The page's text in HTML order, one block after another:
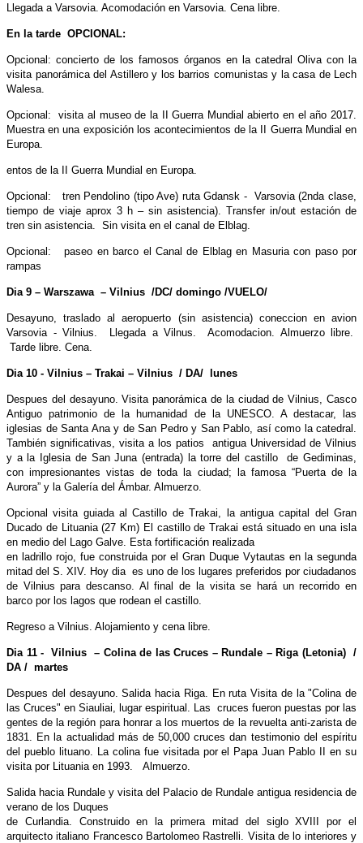
Llegada a Varsovia. Acomodación en Varsovia. Cena libre.
En la tarde OPCIONAL:
Opcional: concierto de los famosos órganos en la catedral Oliva con la
visita panorámica del Astillero y los barrios comunistas y la casa de Lech
Walesa.
Opcional: visita al museo de la II Guerra Mundial abierto en el año 2017.
Muestra en una exposición los acontecimientos de la II Guerra Mundial en
Europa.
entos de la II Guerra Mundial en Europa.
Opcional: tren Pendolino (tipo Ave) ruta Gdansk - Varsovia (2nda clase,
tiempo de viaje aprox 3 h – sin asistencia). Transfer in/out estación de
tren sin asistencia. Sin visita en el canal de Elblag.
Opcional: paseo en barco el Canal de Elblag en Masuria con paso por
rampas
Dia 9 – Warszawa – Vilnius /DC/ domingo /VUELO/
Desayuno, traslado al aeropuerto (sin asistencia) coneccion en avion
Varsovia - Vilnius. Llegada a Vilnus. Acomodacion. Almuerzo libre.
Tarde libre. Cena.
Dia 10 - Vilnius – Trakai – Vilnius / DA/ lunes
Despues del desayuno. Visita panorámica de la ciudad de Vilnius, Casco
Antiguo patrimonio de la humanidad de la UNESCO. A destacar, las
iglesias de Santa Ana y de San Pedro y San Pablo, así como la catedral.
También significativas, visita a los patios antigua Universidad de Vilnius
y a la Iglesia de San Juna (entrada) la torre del castillo de Gediminas,
con impresionantes vistas de toda la ciudad; la famosa “Puerta de la
Aurora” y la Galería del Ámbar. Almuerzo.
Opcional visita guiada al Castillo de Trakai, la antigua capital del Gran
Ducado de Lituania (27 Km) El castillo de Trakai está situado en una isla
en medio del Lago Galve. Esta fortificación realizada
en ladrillo rojo, fue construida por el Gran Duque Vytautas en la segunda
mitad del S. XIV. Hoy dia es uno de los lugares preferidos por ciudadanos
de Vilnius para descanso. Al final de la visita se hará un recorrido en
barco por los lagos que rodean el castillo.
Regreso a Vilnius. Alojamiento y cena libre.
Dia 11 - Vilnius – Colina de las Cruces – Rundale – Riga (Letonia) /
DA / martes
Despues del desayuno. Salida hacia Riga. En ruta Visita de la "Colina de
las Cruces" en Siauliai, lugar espiritual. Las cruces fueron puestas por las
gentes de la región para honrar a los muertos de la revuelta anti-zarista de
1831. En la actualidad más de 50,000 cruces dan testimonio del espíritu
del pueblo lituano. La colina fue visitada por el Papa Juan Pablo II en su
visita por Lituania en 1993. Almuerzo.
Salida hacia Rundale y visita del Palacio de Rundale antigua residencia de
verano de los Duques
de Curlandia. Construido en la primera mitad del siglo XVIII por el
arquitecto italiano Francesco Bartolomeo Rastrelli. Visita de lo interiores y